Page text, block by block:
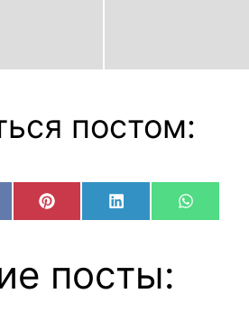
постом:
Share
on
Pinterest Share
on
LinkedIn Share
on
посты: